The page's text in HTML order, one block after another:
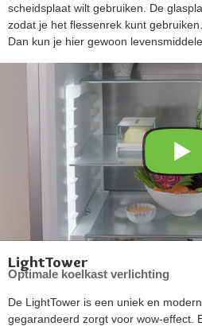
scheidsplaat wilt gebruiken. De
zodat je het flessenrek kunt
Dan kun je hier gewoon
LightTower
Optimale koelkast verlichting
De LightTower is een uniek en
gegarandeerd zorgt voor wow-effect.